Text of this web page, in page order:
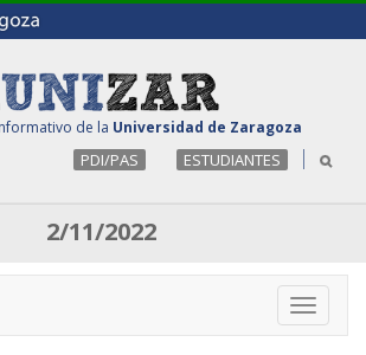
de la Universidad de Zaragoza
PDI/PAS ESTUDIANTES
2/11/2022
Toggle